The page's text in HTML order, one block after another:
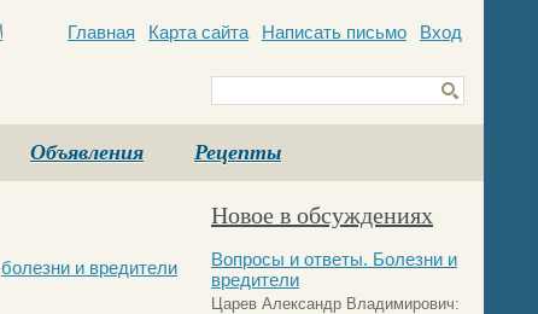
Главная Карта сайта Написать письмо Вход
Объявления Рецепты
болезни и вредители
Новое в обсуждениях
Вопросы и ответы. Болезни и
вредители
Царев Александр Владимирович: